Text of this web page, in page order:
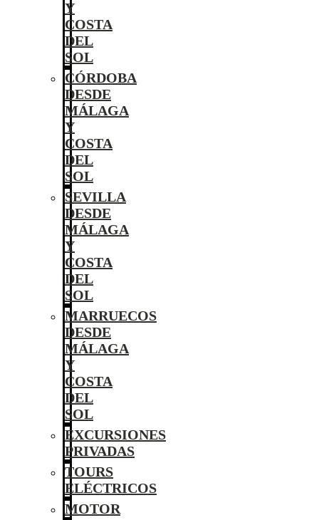
Y
COSTA
DEL
SOL
CÓRDOBA
DESDE
MÁLAGA
Y
COSTA
DEL
SOL
SEVILLA
DESDE
MÁLAGA
Y
COSTA
DEL
SOL
MARRUECOS
DESDE
MÁLAGA
Y
COSTA
DEL
SOL
EXCURSIONES
PRIVADAS
TOURS
ELÉCTRICOS
MOTOR